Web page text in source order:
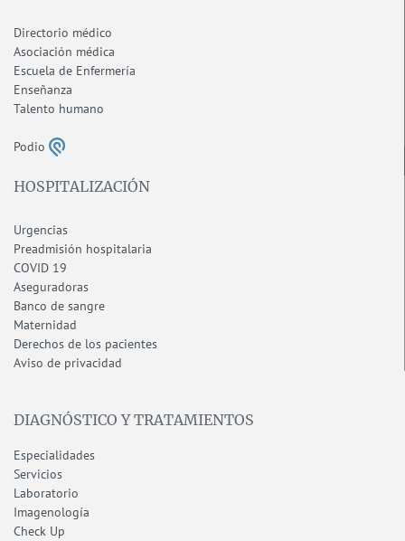
Directorio médico
Asociación médica
Escuela de Enfermería
Enseñanza
Talento humano
Podio
HOSPITALIZACIÓN
Urgencias
Preadmisión hospitalaria
COVID 19
Aseguradoras
Banco de sangre
Maternidad
Derechos de los pacientes
Aviso de privacidad
DIAGNÓSTICO Y TRATAMIENTOS
Especialidades
Servicios
Laboratorio
Imagenología
Check Up